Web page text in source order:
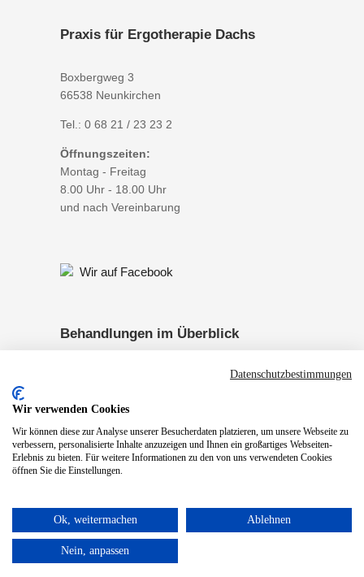
Praxis für Ergotherapie Dachs
Boxbergweg 3
66538 Neunkirchen
Tel.: 0 68 21 / 23 23 2
Öffnungszeiten:
Montag - Freitag
8.00 Uhr - 18.00 Uhr
und nach Vereinbarung
Wir auf Facebook
Behandlungen im Überblick
Neurologie
SRT-Zeptoring Psychiatrie
© 2026 Praxis für Ergotherapie Dachs
Datenschutzbestimmungen
Wir verwenden Cookies
Wir können diese zur Analyse unserer Besucherdaten platzieren, um unsere Webseite zu
verbessern, personalisierte Inhalte anzuzeigen und Ihnen ein großartiges Webseiten-
Erlebnis zu bieten. Für weitere Informationen zu den von uns verwendeten Cookies
öffnen Sie die Einstellungen.
Ok, weitermachen Ablehnen
Nein, anpassen